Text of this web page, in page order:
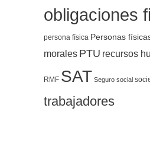
obligaciones
persona física Personas
morales PTU recursos
RMF SAT Seguro social
trabajadores